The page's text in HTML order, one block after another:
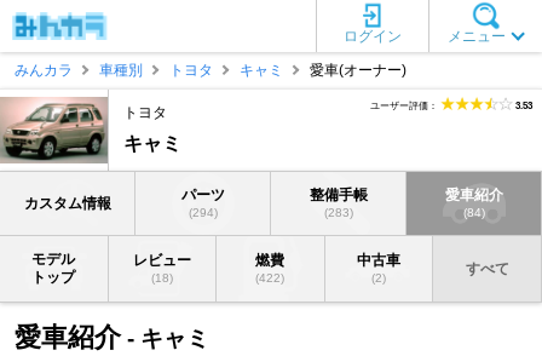
メニュー
ログイン
みんカラ
車種別 トヨタ キャミ 愛車(オーナー)
トヨタ
キャミ
ユーザー評価： 3.53
カスタム情報 パーツ
(294)
整備手帳
(283)
愛車紹介
(84)
モデル
トップ
レビュー
(18)
燃費
(422)
中古車
(2)
すべて
愛車紹介- キャミ